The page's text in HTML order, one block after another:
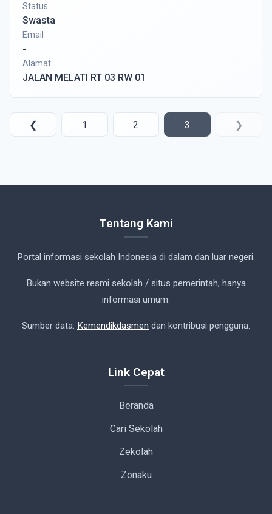
Status
Swasta
Email
-
Alamat
JALAN MELATI RT 03 RW 01
❮ 1 2 3 ❯
Tentang Kami
Portal informasi sekolah Indonesia di dalam dan luar negeri.
Bukan website resmi sekolah / situs pemerintah, hanya
informasi umum.
Sumber data: Kemendikdasmen dan kontribusi pengguna.
Link Cepat
Beranda
Cari Sekolah
Zekolah
Zonaku